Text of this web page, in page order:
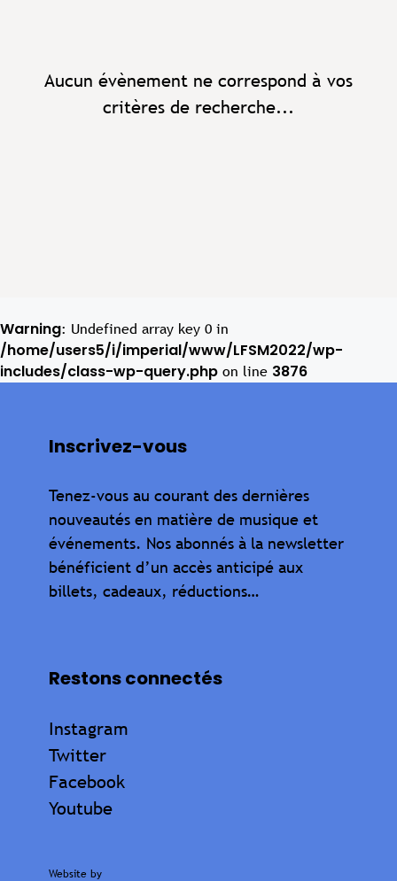
Aucun évènement ne correspond à vos
critères de recherche...
Warning: Undefined array key 0 in
/home/users5/i/imperial/www/LFSM2022/wp-
includes/class-wp-query.php on line 3876
Inscrivez-vous
Tenez-vous au courant des dernières
nouveautés en matière de musique et
événements. Nos abonnés à la newsletter
bénéficient d’un accès anticipé aux
billets, cadeaux, réductions…
Restons connectés
Instagram
Twitter
Facebook
Youtube
Website by